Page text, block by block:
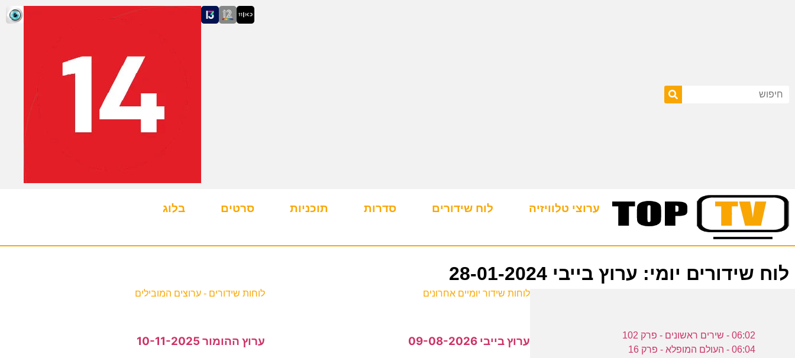
ערוצי טלוויזיה לוח שידורים סדרות תוכניות סרטים בלוג
לוח שידורים יומי: ערוץ בייבי 28-01-2024
06:02 - שירים ראשונים - פרק 102
06:04 - העולם המופלא - פרק 16
לוחות שידור יומיים אחרונים
ערוץ בייבי 09-08-2026
לוחות שידורים - ערוצים המובילים
ערוץ ההומור 10-11-2025